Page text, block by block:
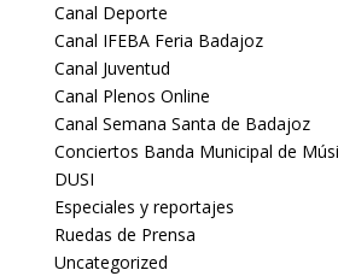
Canal Deporte
Canal IFEBA Feria Badajoz
Canal Juventud
Canal Plenos Online
Canal Semana Santa de Badajoz
Conciertos Banda Municipal de
DUSI
Especiales y reportajes
Ruedas de Prensa
Uncategorized